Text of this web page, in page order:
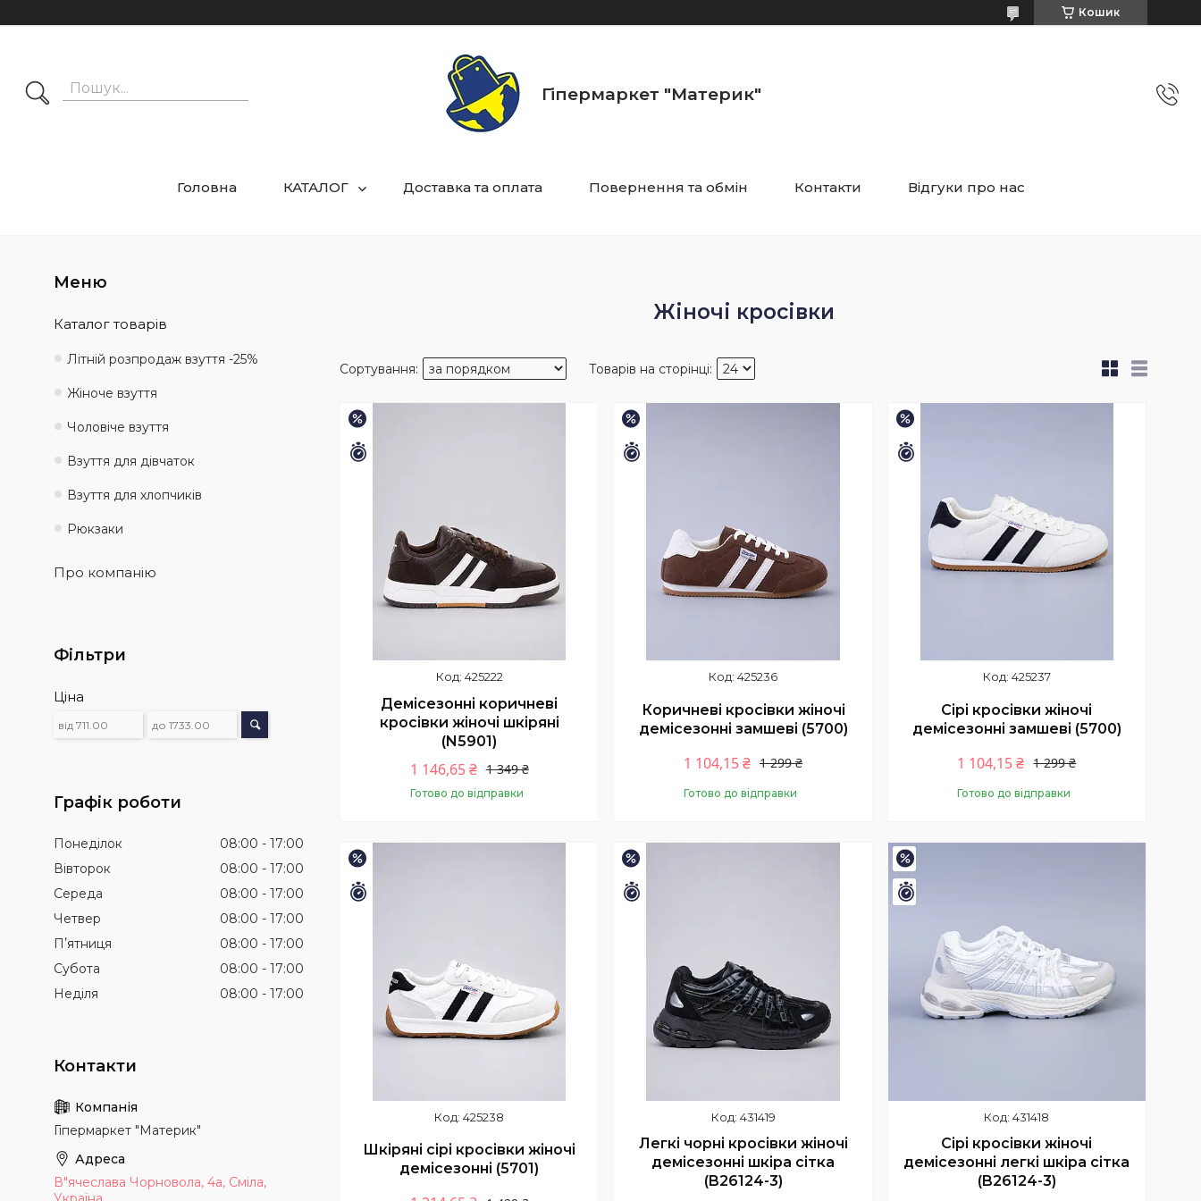
Кошик
Гіпермаркет "Материк"
Головна КАТАЛОГ Доставка та оплата Повернення та обмін Контакти Відгуки про нас
Жіночі кросівки
425222
Демісезонні коричневі
кросівки жіночі шкіряні
(N5901)
1 349 ₴
1 146,65 ₴
Готово до відправки
425236
Коричневі кросівки жіночі
демісезонні замшеві (5700)
1 299 ₴
1 104,15 ₴
Готово до відправки
425237
Сірі кросівки жіночі
демісезонні замшеві (5700)
1 299 ₴
1 104,15 ₴
Готово до відправки
425238
Шкіряні сірі кросівки жіночі
демісезонні (5701)
431419
Легкі чорні кросівки жіночі
демісезонні шкіра сітка
(B26124-3)
431418
Сірі кросівки жіночі
демісезонні легкі шкіра сітка
(B26124-3)
Каталог товарів
Літній розпродаж взуття -25%
Жіноче взуття
Чоловіче взуття
Взуття для дівчаток
Взуття для хлопчиків
Рюкзаки
Про компанію
Фільтри
Ціна
Графік роботи
Понеділок 08:00
17:00
Вівторок
08:00
17:00
Середа
08:00
17:00
Четвер
08:00
17:00
Пʼятниця
08:00
17:00
Субота
08:00
17:00
Неділя
08:00 17:00
Гіпермаркет "Материк"
В"ячеслава Чорновола, 4а, Сміла,